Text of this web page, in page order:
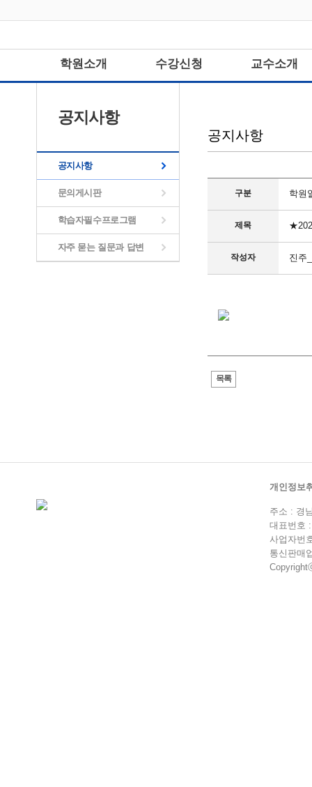
학원소개 수강신청 교수소개
공지사항
공지사항
문의게시판
학습자필수프로그램
자주 묻는 질문과 답변
공지사항
구분 학원
제목
작성자 진주
목록
개인정보
주소 : 경
대표번호
사업자번
통신판매